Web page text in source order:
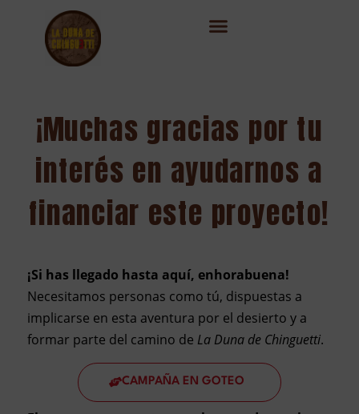
¡Muchas gracias por tu
interés en ayudarnos a
financiar este proyecto!
¡Si has llegado hasta aquí, enhorabuena!
Necesitamos personas como tú, dispuestas a
implicarse en esta aventura por el desierto y a
formar parte del camino de La Duna de Chinguetti.
CAMPAÑA EN GOTEO